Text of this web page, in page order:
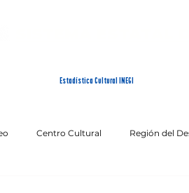
Estadística Cultural INEGI
Centro Cultural Región del